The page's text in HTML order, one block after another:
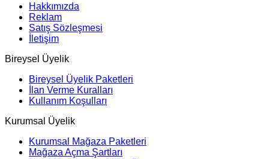
Hakkımızda
Reklam
Satış Sözleşmesi
İletişim
Bireysel Üyelik
Bireysel Üyelik Paketleri
İlan Verme Kuralları
Kullanım Koşulları
Kurumsal Üyelik
Kurumsal Mağaza Paketleri
Mağaza Açma Şartları